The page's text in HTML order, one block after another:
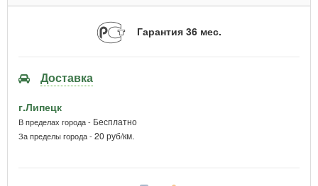
Гарантия 36 мес.
Доставка
г.Липецк
В пределах города - Бесплатно
За пределы города - 20 руб/км.